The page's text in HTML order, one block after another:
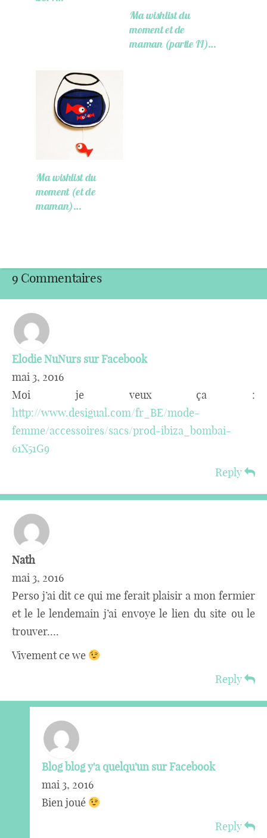
Ma wishlist du
moment et de
maman (partie II)…
Ma wishlist du
moment (et de
maman)…
9 Commentaires
Elodie NuNurs sur Facebook
mai 3, 2016
Moi je veux ça :
http://www.desigual.com/fr_BE/mode-
femme/accessoires/sacs/prod-ibiza_bombai-
61X51G9
Reply
Nath
mai 3, 2016
Perso j’ai dit ce qui me ferait plaisir a mon fermier
et le le lendemain j’ai envoye le lien du site ou le
trouver….
Vivement ce we
Reply
Blog blog y'a quelqu'un sur Facebook
mai 3, 2016
Bien joué
Reply